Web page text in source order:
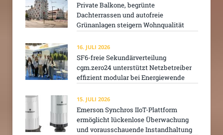
Private Balkone, begrünte
Dachterrassen und autofreie
Grünanlagen steigern Wohnqualität
16. JULI 2026
SF6-freie Sekundärverteilung
cgm.zero24 unterstützt Netzbetreiber
effizient modular bei Energiewende
15. JULI 2026
Emerson Synchros IIoT-Plattform
ermöglicht lückenlose Überwachung
und vorausschauende Instandhaltung